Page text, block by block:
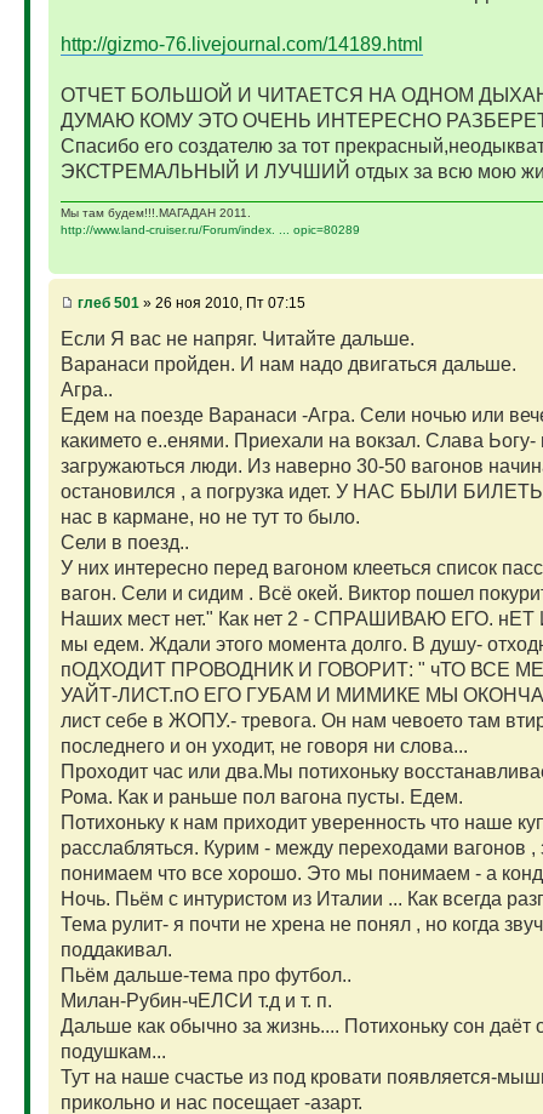
http://gizmo-76.livejournal.com/14189.html
ОТЧЕТ БОЛЬШОЙ И ЧИТАЕТСЯ НА ОДНОМ
ДУМАЮ КОМУ ЭТО ОЧЕНЬ ИНТЕРЕСНО
Спасибо его создателю за тот
ЭКСТРЕМАЛЬНЫЙ И ЛУЧШИЙ отдых за всю мою
Мы там будем!!!.МАГАДАН 2011.
http://www.land-cruiser.ru/Forum/index. ... opic=80289
глеб 501 » 26 ноя 2010, Пт 07:15
Если Я вас не напряг. Читайте дальше.
Варанаси пройден. И нам надо двигаться дальше.
Агра..
Едем на поезде Варанаси -Агра. Сели ночью или
какимето е..енями. Приехали на вокзал. Слава
загружаються люди. Из наверно 30-50 вагонов
остановился , а погрузка идет. У НАС БЫЛИ
нас в кармане, но не тут то было.
Сели в поезд..
У них интересно перед вагоном клееться список
вагон. Сели и сидим . Всё окей. Виктор пошел
Наших мест нет." Как нет 2 - СПРАШИВАЮ ЕГО.
мы едем. Ждали этого момента долго. В душу-
пОДХОДИТ ПРОВОДНИК И ГОВОРИТ: " чТО ВСЕ
УАЙТ-ЛИСТ.пО ЕГО ГУБАМ И МИМИКЕ МЫ
лист себе в ЖОПУ.- тревога. Он нам чевоето там
последнего и он уходит, не говоря ни слова...
Проходит час или два.Мы потихоньку
Рома. Как и раньше пол вагона пусты. Едем.
Потихоньку к нам приходит уверенность что наше
расслабляться. Курим - между переходами вагонов
понимаем что все хорошо. Это мы понимаем - а
Ночь. Пьём с интуристом из Италии ... Как всегда
Тема рулит- я почти не хрена не понял , но когда
поддакивал.
Пьём дальше-тема про футбол..
Милан-Рубин-чЕЛСИ т.д и т. п.
Дальше как обычно за жизнь.... Потихоньку сон даёт
подушкам...
Тут на наше счастье из под кровати появляется-
прикольно и нас посещает -азарт.